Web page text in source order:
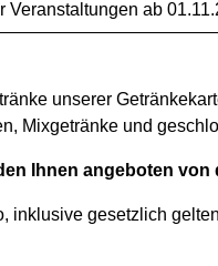
Veranstaltungen ab
unserer
Mixgetränke und
Ihnen angeboten
inklusive gesetzlich